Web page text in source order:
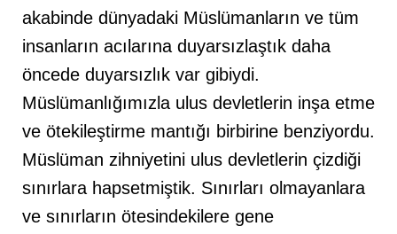
akabinde dünyadaki Müslümanların ve tüm
insanların acılarına duyarsızlaştık daha
öncede duyarsızlık var gibiydi.
Müslümanlığımızla ulus devletlerin inşa etme
ve ötekileştirme mantığı birbirine benziyordu.
Müslüman zihniyetini ulus devletlerin çizdiği
sınırlara hapsetmiştik. Sınırları olmayanlara
ve sınırların ötesindekilere gene